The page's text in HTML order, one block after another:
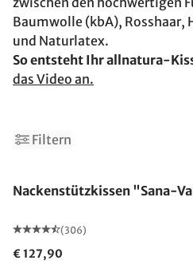
Baumwolle (kbA), Rosshaar,
und Naturlatex.
So entsteht Ihr allnatura-
das Video an.
Filtern
Nackenstützkissen "Sana-
(306)
€ 127,90